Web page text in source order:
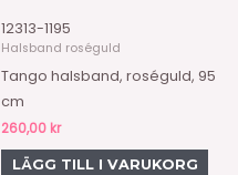
12313-1195
Halsband roséguld
Tango halsband, roséguld, 95
cm
260,00 kr
LÄGG TILL I VARUKORG